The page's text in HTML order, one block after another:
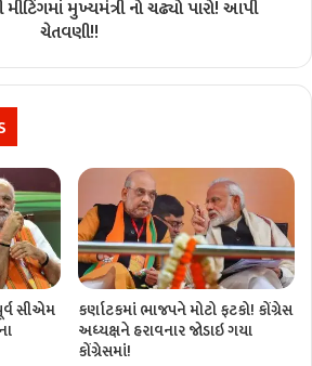
મુખ્યમંત્રી નો ચઢ્યો પારો! આપી
ચેતવણી!!
સીએમ
કર્ણાટકમાં ભાજપને મોટો ફટકો! કોંગ્રેસ
અધ્યક્ષને હરાવનાર જોડાઇ ગયા
કોંગ્રેસમાં!